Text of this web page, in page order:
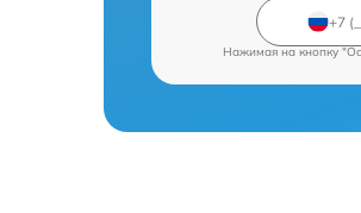
Нажимая на кнопку